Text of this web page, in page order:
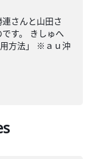
さんと山田さ
す。 きしゅへ
方法」 ※ａｕ沖